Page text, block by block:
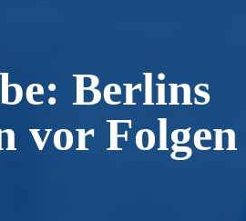
Berlins
vor Folgen